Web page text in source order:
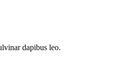
dapibus leo.